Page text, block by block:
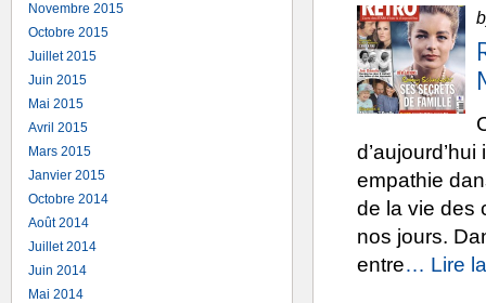
empathie
de la vie des
nos jours.
entre… Lire
Novembre 2015
Octobre 2015
Juillet 2015
Juin 2015
Mai 2015
Avril 2015
Mars 2015
Janvier 2015
Octobre 2014
Août 2014
Juillet 2014
Juin 2014
Mai 2014